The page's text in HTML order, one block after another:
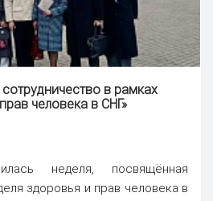
в рамках
человека в СНГ»
неделя, посвящённая
здоровья и прав человека в